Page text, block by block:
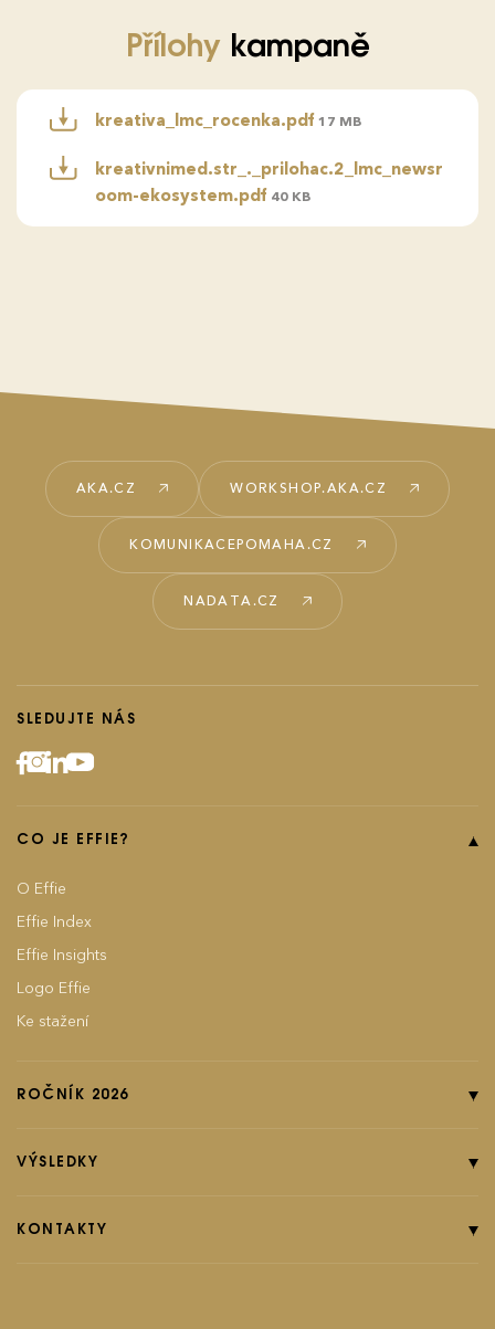
Přílohykampaně
kreativa_lmc_rocenka.pdf17 MB
kreativnimed.str_._prilohac.2_lmc_newsr
oom-ekosystem.pdf 40 KB
AKA.CZ WORKSHOP.AKA.CZ
KOMUNIKACEPOMAHA.CZ
NADATA.CZ
SLEDUJTE NÁS
CO JE EFFIE?
O Effie
Effie Index
Effie Insights
Logo Effie
Ke stažení
ROČNÍK 2026
Pravidla soutěže
Poplatky
VÝSLEDKY
Ročník 2024
KONTAKTY